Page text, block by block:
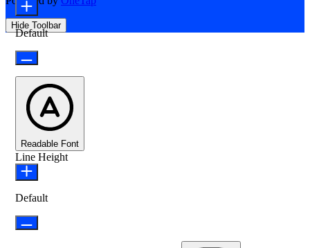
Hide Toolbar
Default
Readable Font
Line Height
Default